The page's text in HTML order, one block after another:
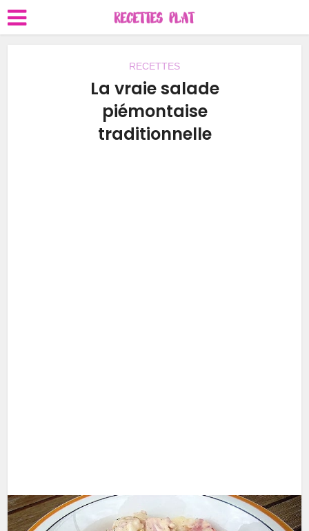
RECETTES
La vraie salade
piémontaise
traditionnelle